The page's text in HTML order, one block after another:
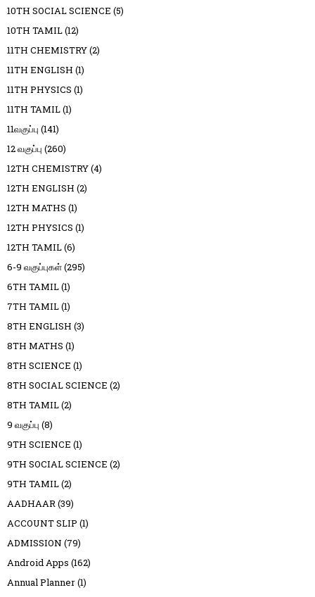
10TH SOCIAL SCIENCE (5)
10TH TAMIL(12)
11TH CHEMISTRY(2)
11TH ENGLISH (1)
11TH PHYSICS (1)
11TH TAMIL(1)
11வகுப்பு (141)
12 வகுப்பு (260)
12TH CHEMISTRY(4)
12TH ENGLISH (2)
12TH MATHS (1)
12TH PHYSICS (1)
12TH TAMIL(6)
6-9 வகுப்புகள்(295)
6TH TAMIL(1)
7TH TAMIL(1)
8TH ENGLISH (3)
8TH MATHS (1)
8TH SCIENCE (1)
8TH SOCIAL SCIENCE (2)
8TH TAMIL(2)
9 வகுப்பு (8)
9TH SCIENCE (1)
9TH SOCIAL SCIENCE (2)
9TH TAMIL(2)
AADHAAR(39)
ACCOUNT SLIP (1)
ADMISSION (79)
Android Apps (162)
Annual Planner(1)